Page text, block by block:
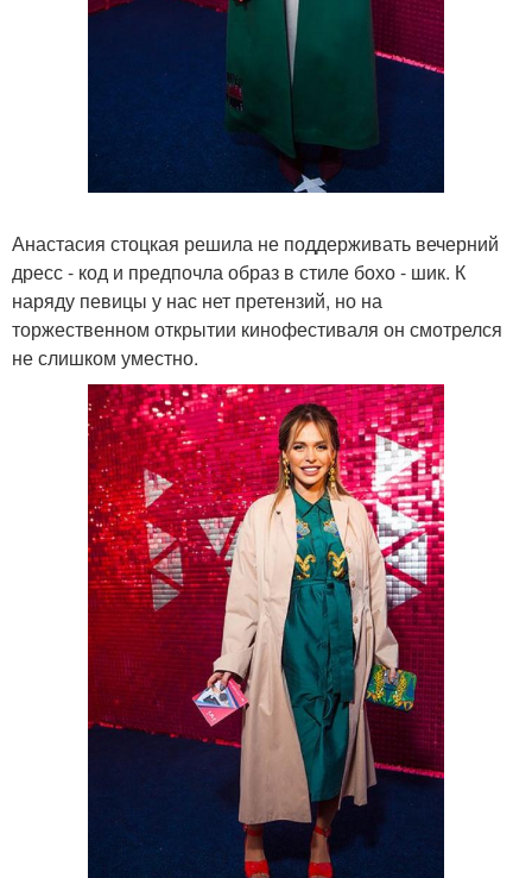
Анастасия стоцкая решила не поддерживать вечерний
дресс - код и предпочла образ в стиле бохо - шик. К
наряду певицы у нас нет претензий, но на
торжественном открытии кинофестиваля он смотрелся
не слишком уместно.